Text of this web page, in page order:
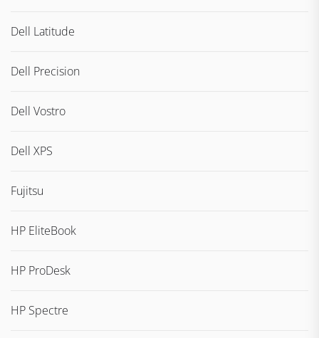
Dell Latitude
Dell Precision
Dell Vostro
Dell XPS
Fujitsu
HP EliteBook
HP ProDesk
HP Spectre